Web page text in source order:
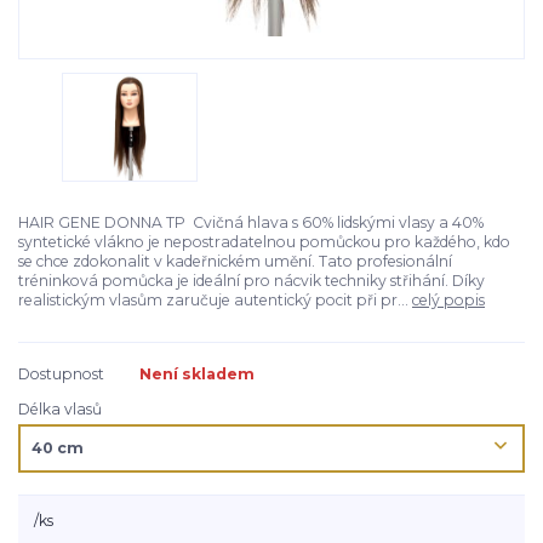
HAIR GENE DONNA TP Cvičná hlava s 60% lidskými vlasy a 40%
syntetické vlákno je nepostradatelnou pomůckou pro každého, kdo
se chce zdokonalit v kadeřnickém umění. Tato profesionální
tréninková pomůcka je ideální pro nácvik techniky střihání. Díky
realistickým vlasům zaručuje autentický pocit při pr... celý popis
Dostupnost
Není skladem
Délka vlasů
/ks